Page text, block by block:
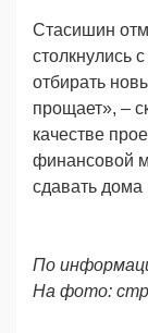
Стасишин
столкнулись
отбирать
прощает», –
качестве
финансовой
сдавать дома
По
На фото: